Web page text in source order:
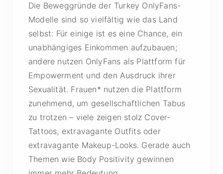
Die Beweggründe der Turkey OnlyFans-
Modelle sind so vielfältig wie das Land
selbst: Für einige ist es eine Chance, ein
unabhängiges Einkommen aufzubauen;
andere nutzen OnlyFans als Plattform für
Empowerment und den Ausdruck ihrer
Sexualität. Frauen* nutzen die Plattform
zunehmend, um gesellschaftlichen Tabus
zu trotzen – viele zeigen stolz Cover-
Tattoos, extravagante Outfits oder
extravagante Makeup-Looks. Gerade auch
Themen wie Body Positivity gewinnen